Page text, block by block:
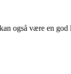
også være en